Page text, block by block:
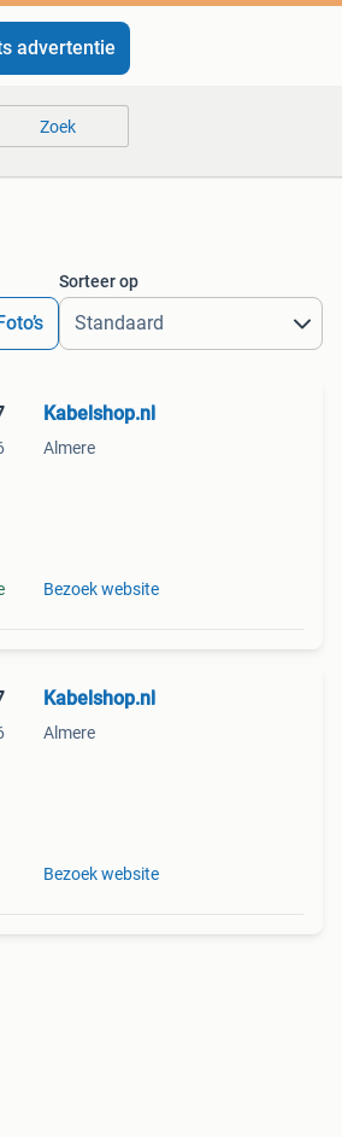
advertentie
Zoek
Sorteer op
Kabelshop.nl
Almere
Bezoek website
Kabelshop.nl
Almere
Bezoek website